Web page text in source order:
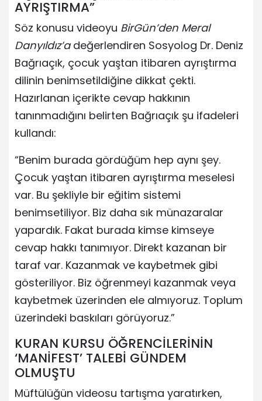
AYRIŞTIRMA”
Söz konusu videoyu BirGün’den Meral
Danyıldız’adeğerlendiren Sosyolog Dr. Deniz
Bağrıaçık, çocuk yaştan itibaren ayrıştırma
dilinin benimsetildiğine dikkat çekti.
Hazırlanan içerikte cevap hakkının
tanınmadığını belirten Bağrıaçık şu ifadeleri
kullandı:
“Benim burada gördüğüm hep aynı şey.
Çocuk yaştan itibaren ayrıştırma meselesi
var. Bu şekliyle bir eğitim sistemi
benimsetiliyor. Biz daha sık münazaralar
yapardık. Fakat burada kimse kimseye
cevap hakkı tanımıyor. Direkt kazanan bir
taraf var. Kazanmak ve kaybetmek gibi
gösteriliyor. Biz öğrenmeyi kazanmak veya
kaybetmek üzerinden ele almıyoruz. Toplum
üzerindeki baskıları görüyoruz.”
KURAN KURSU ÖĞRENCİLERİNİN
‘MANİFEST’ TALEBİ GÜNDEM
OLMUŞTU
Müftülüğün videosu tartışma yaratırken,